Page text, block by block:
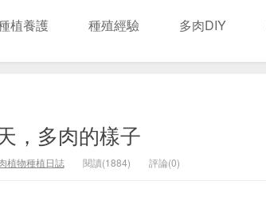
植養護 種殖經驗 多肉DIY
，多肉的樣子
植物種植日誌 閱讀(1884) 評論(0)